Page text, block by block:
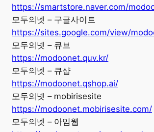
https://smartstore.naver.com/
모두의넷 – 구글사이트
https://sites.google.com/view/
모두의넷 – 큐브
https://modoonet.quv.kr/
모두의넷 – 큐샵
https://modoonet.qshop.ai/
모두의넷 – mobirisesite
https://modoonet.mobirisesite.com/
모두의넷 – 아임웹